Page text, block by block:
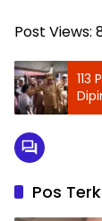
Post Views:
113
Pos